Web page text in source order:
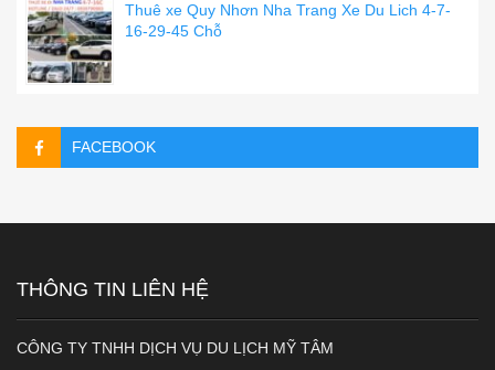
Thuê xe Quy Nhơn Nha Trang Xe Du Lich 4-7-
16-29-45 Chỗ
FACEBOOK
THÔNG TIN LIÊN HỆ
CÔNG TY TNHH DỊCH VỤ DU LỊCH MỸ TÂM